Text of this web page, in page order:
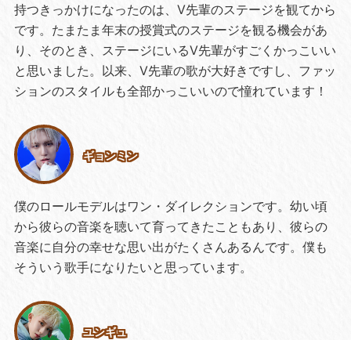
持つきっかけになったのは、V先輩のステージを観てから
です。たまたま年末の授賞式のステージを観る機会があ
り、そのとき、ステージにいるV先輩がすごくかっこいい
と思いました。以来、V先輩の歌が大好きですし、ファッ
ションのスタイルも全部かっこいいので憧れています！
ギョンミン
僕のロールモデルはワン・ダイレクションです。幼い頃
から彼らの音楽を聴いて育ってきたこともあり、彼らの
音楽に自分の幸せな思い出がたくさんあるんです。僕も
そういう歌手になりたいと思っています。
ユンギュ